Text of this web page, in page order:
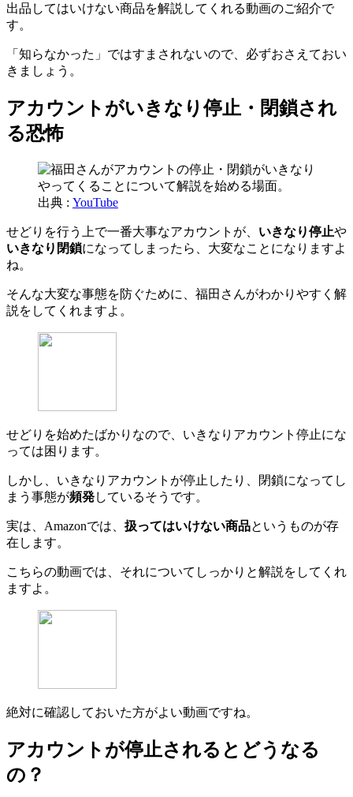
出品してはいけない商品を解説してくれる動画のご紹介で
す。
「知らなかった」ではすまされないので、必ずおさえておい
きましょう。
アカウントがいきなり停止・閉鎖され
る恐怖
出典 : YouTube
せどりを行う上で一番大事なアカウントが、 いきなり停止や
いきなり閉鎖になってしまったら、大変なことになりますよ
ね。
そんな大変な事態を防ぐために、福田さんがわかりやすく解
説をしてくれますよ。
せどりを始めたばかりなので、いきなりアカウント停止にな
っては困ります。
しかし、いきなりアカウントが停止したり、閉鎖になってし
まう事態が頻発しているそうです。
実は、Amazonでは、 扱ってはいけない商品というものが存
在します。
こちらの動画では、それについてしっかりと解説をしてくれ
ますよ。
絶対に確認しておいた方がよい動画ですね。
アカウントが停止されるとどうなる
の？